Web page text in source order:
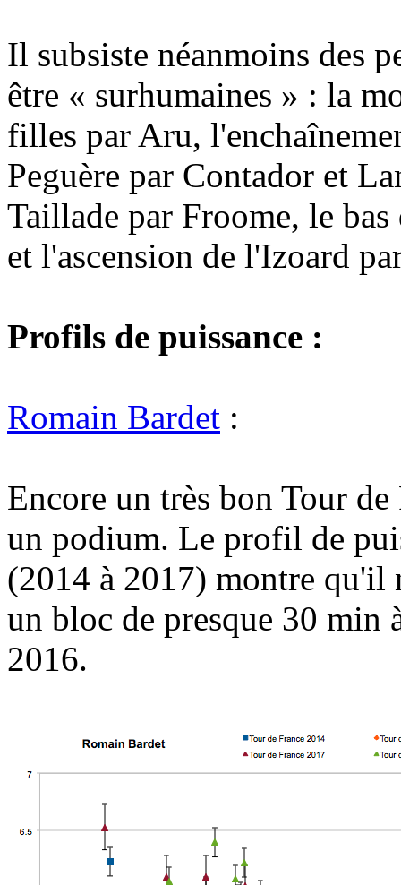
Il subsiste néanmoins des
être « surhumaines » : la
filles par Aru,
Peguère par Contador et
Taillade par Froome, le
et l'ascension de l'Izoard
Profils de puissance :
Romain Bardet :
Encore un très bon Tour
un podium. Le profil de
(2014 à 2017) montre qu'il
un bloc de presque 30 min
2016.